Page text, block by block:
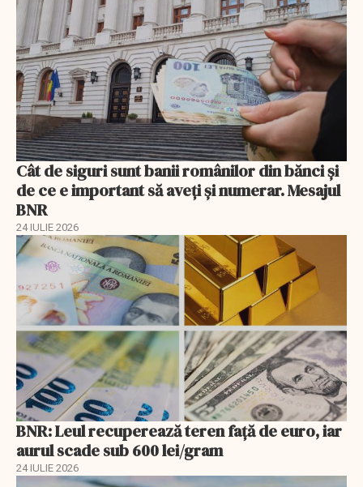
Cât de siguri sunt banii românilor din bănci şi
de ce e important să aveţi şi numerar. Mesajul
BNR
24 IULIE 2026
BNR: Leul recuperează teren faţă de euro, iar
aurul scade sub 600 lei/gram
24 IULIE 2026